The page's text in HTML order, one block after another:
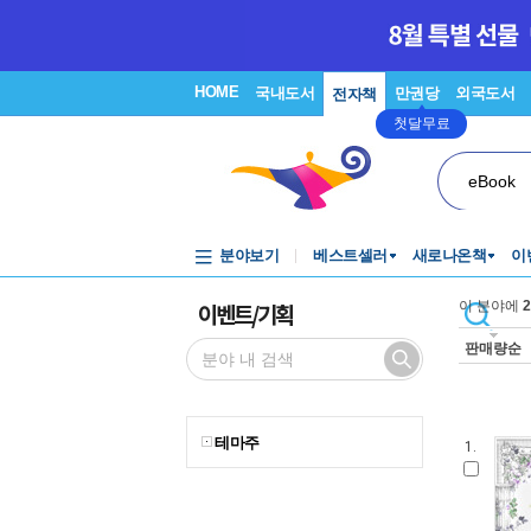
HOME 국내도서 전자책 만권당
첫달무료
외국도서
eBook
분야보기 베스트셀러 새로나온책 이
이벤트/기획
테마주
이 분야에
판매량순
1.